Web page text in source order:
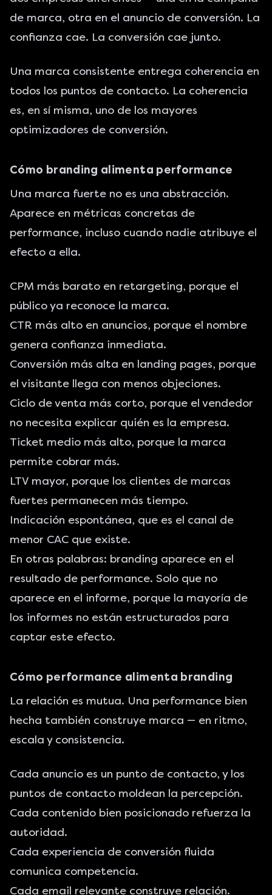
de marca, otra en el anuncio de conversión. La
confianza cae. La conversión cae junto.
Una marca consistente entrega coherencia en
todos los puntos de contacto. La coherencia
es, en sí misma, uno de los mayores
optimizadores de conversión.
Cómo branding alimenta performance
Una marca fuerte no es una abstracción.
Aparece en métricas concretas de
performance, incluso cuando nadie atribuye el
efecto a ella.
CPM más barato en retargeting, porque el
público ya reconoce la marca.
CTR más alto en anuncios, porque el nombre
genera confianza inmediata.
Conversión más alta en landing pages, porque
el visitante llega con menos objeciones.
Ciclo de venta más corto, porque el vendedor
no necesita explicar quién es la empresa.
Ticket medio más alto, porque la marca
permite cobrar más.
LTV mayor, porque los clientes de marcas
fuertes permanecen más tiempo.
Indicación espontánea, que es el canal de
menor CAC que existe.
En otras palabras: branding aparece en el
resultado de performance. Solo que no
aparece en el informe, porque la mayoría de
los informes no están estructurados para
captar este efecto.
Cómo performance alimenta branding
La relación es mutua. Una performance bien
hecha también construye marca — en ritmo,
escala y consistencia.
Cada anuncio es un punto de contacto, y los
puntos de contacto moldean la percepción.
Cada contenido bien posicionado refuerza la
autoridad.
Cada experiencia de conversión fluida
comunica competencia.
Cada email relevante construye relación.